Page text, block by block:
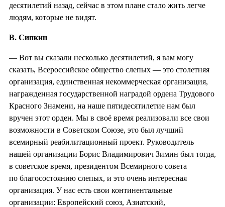
десятилетий назад, сейчас в этом плане стало жить легче
людям, которые не видят.
В. Сипкин
— Вот вы сказали несколько десятилетий, я вам могу
сказать, Всероссийское общество слепых — это столетняя
организация, единственная некоммерческая организация,
награжденная государственной наградой ордена Трудового
Красного Знамени, на наше пятидесятилетие нам был
вручен этот орден. Мы в своё время реализовали все свои
возможности в Советском Союзе, это был лучший
всемирный реабилитационный проект. Руководитель
нашей организации Борис Владимирович Зимин был тогда,
в советское время, президентом Всемирного совета
по благосостоянию слепых, и это очень интересная
организация. У нас есть свои континентальные
организации: Европейский союз, Азиатский,